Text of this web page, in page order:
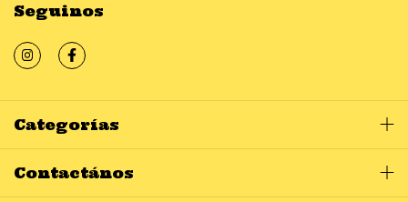
Seguinos
Categorías
Contactános